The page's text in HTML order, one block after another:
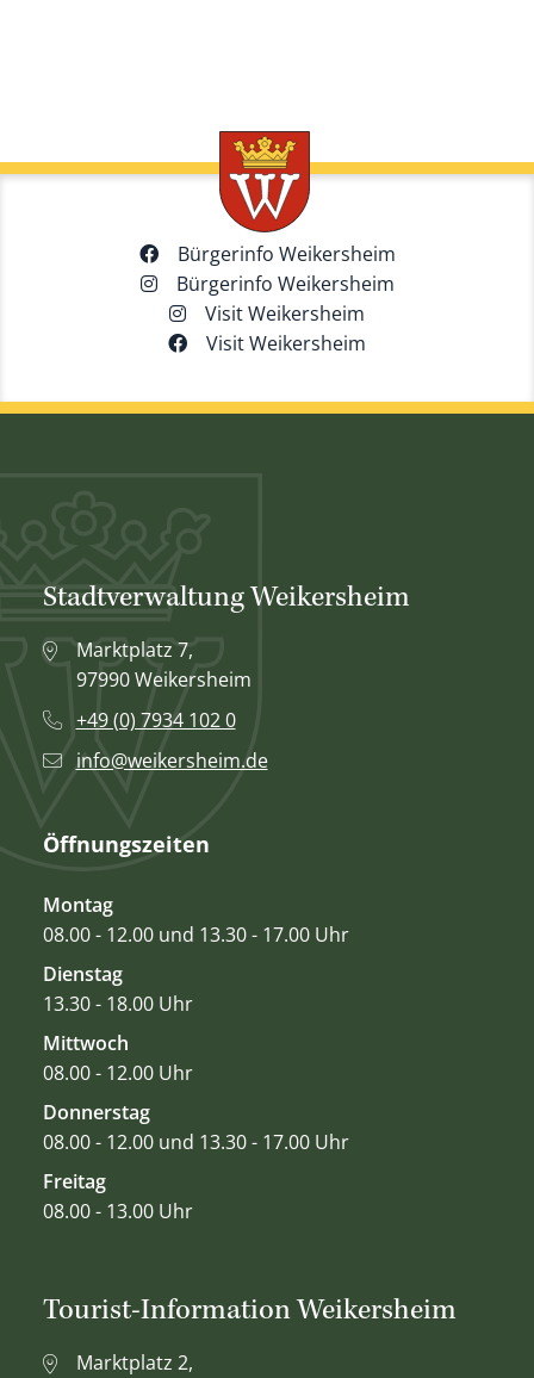
Bürgerinfo Weikersheim
Bürgerinfo Weikersheim
Visit Weikersheim
Visit Weikersheim
Stadtverwaltung Weikersheim
Marktplatz 7,
97990 Weikersheim
+49 (0) 7934 102 0
info@weikersheim.de
Öffnungszeiten
Montag
08.00 - 12.00 und 13.30 - 17.00 Uhr
Dienstag
13.30 - 18.00 Uhr
Mittwoch
08.00 - 12.00 Uhr
Donnerstag
08.00 - 12.00 und 13.30 - 17.00 Uhr
Freitag
08.00 - 13.00 Uhr
Tourist-Information Weikersheim
Marktplatz 2,